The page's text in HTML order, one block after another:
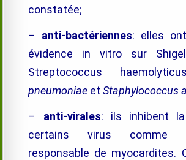
constatée;
– anti-bactériennes: elles
évidence in vitro sur
Streptococcus
pneumoniae etStaphylococcus
– anti-virales: ils inhibent
certains virus comme
responsable de myocardites.